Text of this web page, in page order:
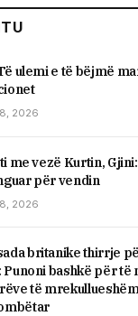
ulemi e të bëjmë
2026
me vezë Kurtin,
për vendin
2026
britanike thirrje
bashkë për të
të